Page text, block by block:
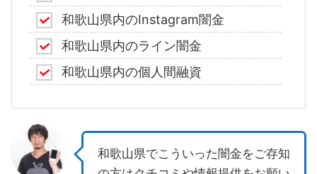
和歌山県内のInstagram闇金
和歌山県内のライン闇金
和歌山県内の個人間融資
和歌山県でこういった闇金をご存知